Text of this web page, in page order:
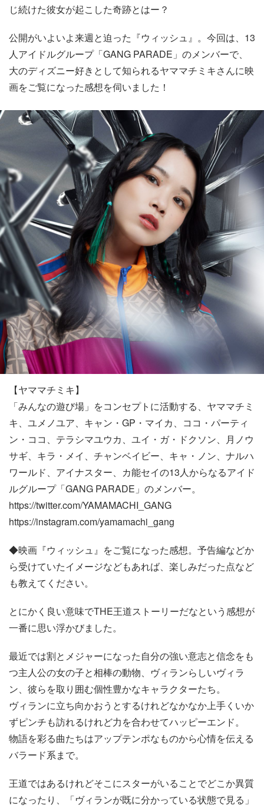
じ続けた彼女が起こした奇跡とはー？
公開がいよいよ来週と迫った『ウィッシュ』。今回は、13
人アイドルグループ「GANG PARADE」のメンバーで、
大のディズニー好きとして知られるヤママチミキさんに映
画をご覧になった感想を伺いました！
【ヤママチミキ】
「みんなの遊び場」をコンセプトに活動する、ヤママチミ
キ、ユメノユア、キャン・GP・マイカ、ココ・パーティ
ン・ココ、テラシマユウカ、ユイ・ガ・ドクソン、月ノウ
サギ、キラ・メイ、チャンベイビー、キャ・ノン、ナルハ
ワールド、アイナスター、カ能セイの13人からなるアイド
ルグループ「GANG PARADE」のメンバー。
https://twitter.com/YAMAMACHI_GANG
https://instagram.com/yamamachi_gang
◆映画『ウィッシュ』をご覧になった感想。予告編などか
ら受けていたイメージなどもあれば、楽しみだった点など
も教えてください。
とにかく良い意味でTHE王道ストーリーだなという感想が
一番に思い浮かびました。
最近では割とメジャーになった自分の強い意志と信念をも
つ主人公の女の子と相棒の動物、ヴィランらしいヴィラ
ン、彼らを取り囲む個性豊かなキャラクターたち。
ヴィランに立ち向かおうとするけれどなかなか上手くいか
ずピンチも訪れるけれど力を合わせてハッピーエンド。
物語を彩る曲たちはアップテンポなものから心情を伝える
バラード系まで。
王道ではあるけれどそこにスターがいることでどこか異質
になったり、「ヴィランが既に分かっている状態で見る」